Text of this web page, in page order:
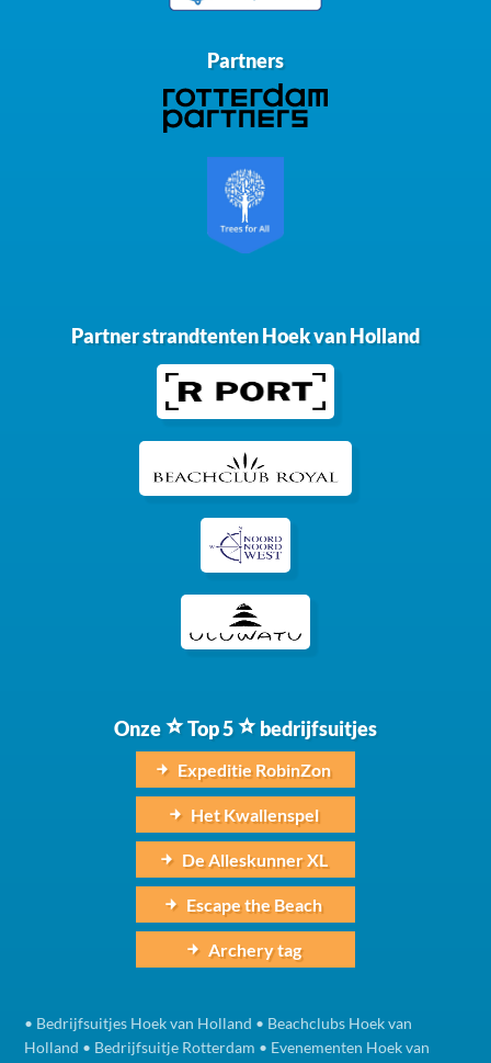
Partners
Partner strandtenten Hoek van Holland
Onze Top 5 bedrijfsuitjes
Expeditie RobinZon
Het Kwallenspel
De Alleskunner XL
Escape the Beach
Archery tag
• Bedrijfsuitjes Hoek van Holland • Beachclubs Hoek van
Holland • Bedrijfsuitje Rotterdam • Evenementen Hoek van